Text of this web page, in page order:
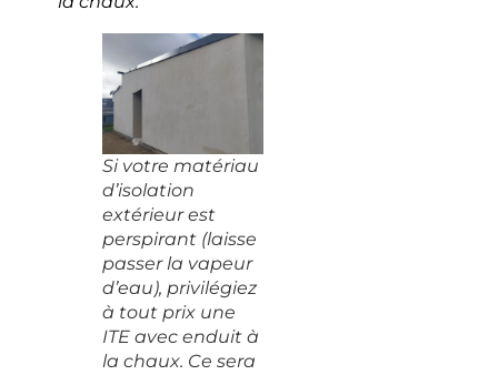
Si votre matériau
d’isolation
extérieur est
perspirant (laisse
passer la vapeur
d’eau), privilégiez
à tout prix une
ITE avec enduit à
la chaux. Ce sera